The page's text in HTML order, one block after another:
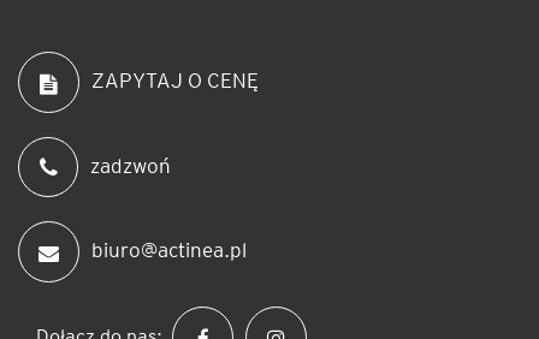
ZAPYTAJ O CENĘ
zadzwoń
biuro@actinea.pl